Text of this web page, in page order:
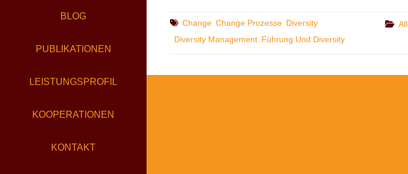
BLOG
PUBLIKATIONEN
LEISTUNGSPROFIL
KOOPERATIONEN
KONTAKT
360°
KULTURSTIFTUNG
Tags
Change Change Prozesse Diversity
Diversity Management Führung Und Diversity